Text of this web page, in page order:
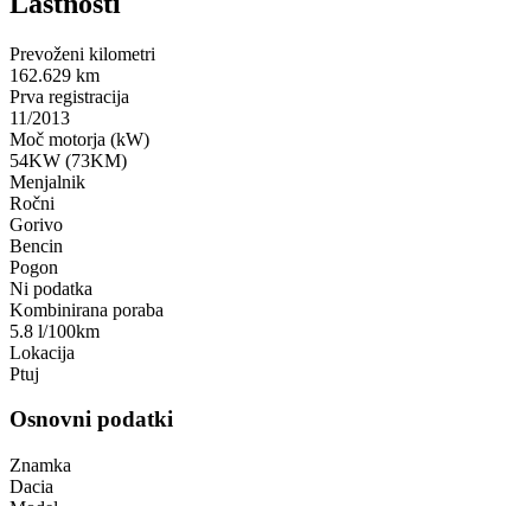
Prevoženi kilometri
162.629 km
Prva registracija
11/2013
Moč motorja (kW)
54KW (73KM)
Menjalnik
Ročni
Gorivo
Bencin
Pogon
Ni podatka
Kombinirana poraba
5.8 l/100km
Lokacija
Ptuj
Osnovni podatki
Znamka
Dacia